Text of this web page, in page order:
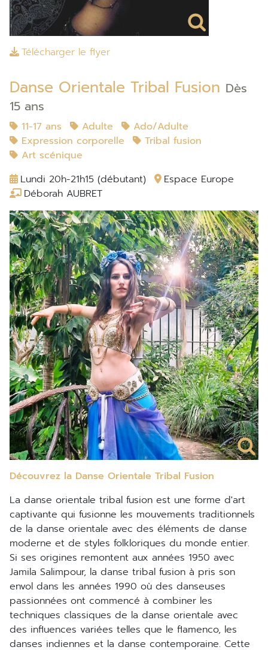
Télécharger le flyer
Danse Orientale Tribal Fusion Dès
15 ans
11-17 ans Adulte
Ado/Adulte
Expression corporelle
Tribal fusion
Art scénique
Lundi 20h-21h15 (débutant)
Espace Europe
Déborah AUBRET
Découvrez la Danse Orientale Tribal Fusion
La danse orientale tribal fusion est une forme d'art
captivante qui fusionne les mouvements traditionnels
de la danse orientale avec des éléments de danse
moderne et de styles folkloriques du monde entier.
Si ses origines remontent aux années 1950 avec
Jamila Salimpour, la danse tribal fusion à pris son
envol dans les années 1990 où des danseuses
passionnées ont commencé à combiner les
techniques classiques de la danse orientale avec
des influences variées telles que le flamenco, les
danses indiennes et la danse contemporaine. Cette